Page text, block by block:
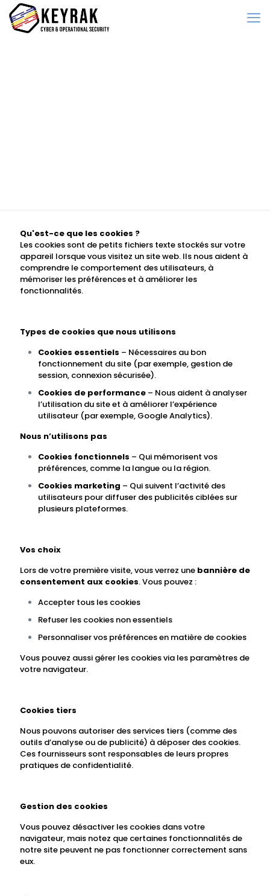
Qu'est-ce que les cookies ?
Les cookies sont de petits fichiers texte stockés sur votre
appareil lorsque vous visitez un site web. Ils nous aident à
comprendre le comportement des utilisateurs, à
mémoriser les préférences et à améliorer les
fonctionnalités.
Types de cookies que nous utilisons
Cookies essentiels – Nécessaires au bon
fonctionnement du site (par exemple, gestion de
session, connexion sécurisée).
Cookies de performance – Nous aident à analyser
l’utilisation du site et à améliorer l’expérience
utilisateur (par exemple, Google Analytics).
Nous n’utilisons pas
Cookies fonctionnels – Qui mémorisent vos
préférences, comme la langue ou la région.
Cookies marketing – Qui suivent l’activité des
utilisateurs pour diffuser des publicités ciblées sur
plusieurs plateformes.
Vos choix
Lors de votre première visite, vous verrez une bannière de
consentement aux cookies. Vous pouvez :
Accepter tous les cookies
Refuser les cookies non essentiels
Personnaliser vos préférences en matière de cookies
Vous pouvez aussi gérer les cookies via les paramètres de
votre navigateur.
Cookies tiers
Nous pouvons autoriser des services tiers (comme des
outils d’analyse ou de publicité) à déposer des cookies.
Ces fournisseurs sont responsables de leurs propres
pratiques de confidentialité.
Gestion des cookies
Vous pouvez désactiver les cookies dans votre
navigateur, mais notez que certaines fonctionnalités de
notre site peuvent ne pas fonctionner correctement sans
eux.